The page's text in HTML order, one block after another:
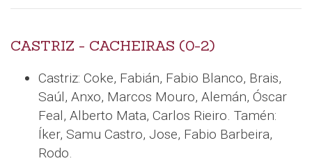
CASTRIZ - CACHEIRAS (0-2)
Castriz: Coke, Fabián, Fabio Blanco, Brais,
Saúl, Anxo, Marcos Mouro, Alemán, Óscar
Feal, Alberto Mata, Carlos Rieiro. Tamén:
Íker, Samu Castro, Jose, Fabio Barbeira,
Rodo.